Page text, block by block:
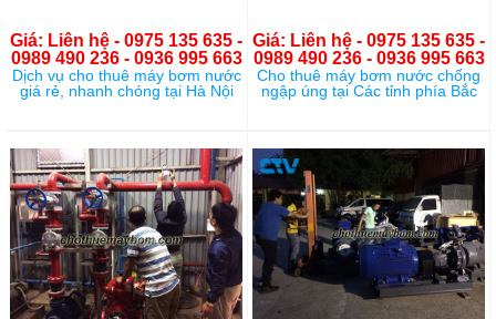
Giá: Liên hệ - 0975 135 635 -
0989 490 236 - 0936 995 663
Dịch vụ cho thuê máy bơm nước
giá rẻ, nhanh chóng tại Hà Nội
Giá: Liên hệ - 0975 135 635 -
0989 490 236 - 0936 995 663
Cho thuê máy bơm nước chống
ngập úng tại Các tỉnh phía Bắc